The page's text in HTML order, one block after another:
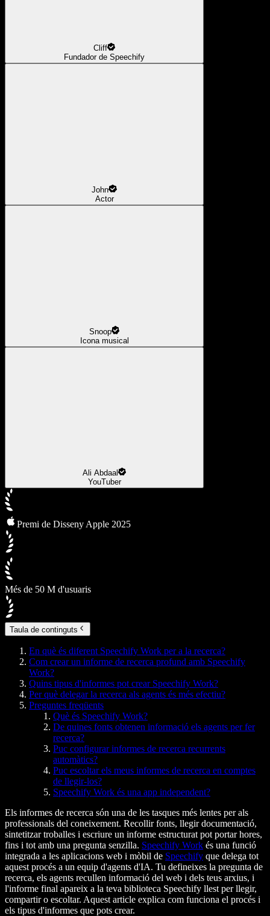
Cliff
Fundador de Speechify
John
Actor
Snoop
Icona musical
Ali Abdaal
YouTuber
Premi de Disseny Apple 2025
Més de 50 M d'usuaris
Taula de continguts
En què és diferent Speechify Work per a la recerca?
Com crear un informe de recerca profund amb Speechify
Work?
Quins tipus d'informes pot crear Speechify Work?
Per què delegar la recerca als agents és més efectiu?
Preguntes freqüents
Què és Speechify Work?
De quines fonts obtenen informació els agents per fer
recerca?
Puc configurar informes de recerca recurrents
automàtics?
Puc escoltar els meus informes de recerca en comptes
de llegir-los?
Speechify Work és una app independent?
Els informes de recerca són una de les tasques més lentes per als
professionals del coneixement. Recollir fonts, llegir documentació,
sintetitzar troballes i escriure un informe estructurat pot portar hores,
fins i tot amb una pregunta senzilla. Speechify Work és una funció
integrada a les aplicacions web i mòbil de Speechify que delega tot
aquest procés a un equip d'agents d'IA. Tu defineixes la pregunta de
recerca, els agents recullen informació del web i dels teus arxius, i
l'informe final apareix a la teva biblioteca Speechify llest per llegir,
compartir o escoltar. Aquest article explica com funciona el procés i
els tipus d'informes que pots crear.